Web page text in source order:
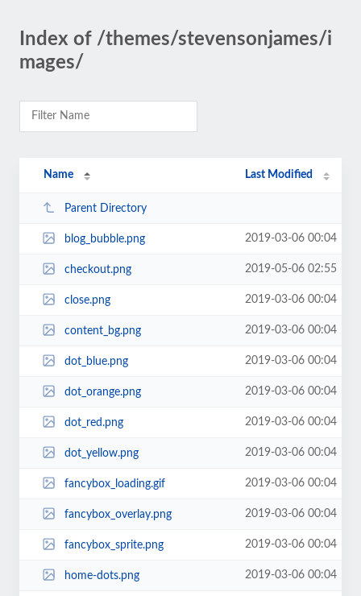
Index of /themes/stevensonjames/i
mages/
Name Last Modified
Parent Directory
blog_bubble.png 2019-03-06 00:04
checkout.png 2019-05-06 02:55
close.png 2019-03-06 00:04
content_bg.png 2019-03-06 00:04
dot_blue.png 2019-03-06 00:04
dot_orange.png 2019-03-06 00:04
dot_red.png 2019-03-06 00:04
dot_yellow.png 2019-03-06 00:04
fancybox_loading.gif 2019-03-06 00:04
fancybox_overlay.png 2019-03-06 00:04
fancybox_sprite.png 2019-03-06 00:04
home-dots.png 2019-03-06 00:04